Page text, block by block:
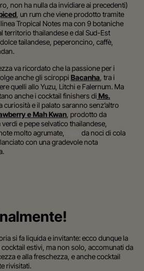
non ha nulla da invidiare ai precedenti)
, un rum che viene prodotto tramite
Tropical Notes ma con 9 botaniche
territorio thailandese e dal Sud-Est
tailandese, peperoncino, caffè,
va ricordato che la passione per i
anche gli sciroppi Bacanha , tra i
quelli allo Yuzu, Litchi e Falernum. Ma
anche i cocktail finishers di Ms.
curiosità e il palato saranno senz’altro
e Mah Kwan , prodotto da
e pepe selvatico thailandese,
molto agrumate,
da noci di cola
con una gradevole nota
si fa liquida e invitante: ecco dunque la
estivi, ma non solo, accomunati da
e alla freschezza, e anche cocktail
rivisitati.